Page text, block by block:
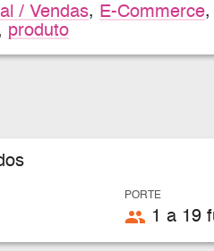
/ Vendas, E-Commerce,
produto
PORTE
people 1 a 19